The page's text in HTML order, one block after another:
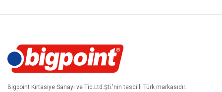
Bigpoint Kırtasiye Sanayi ve Tic.Ltd.Şti.'nin tescilli Türk markasıdır.